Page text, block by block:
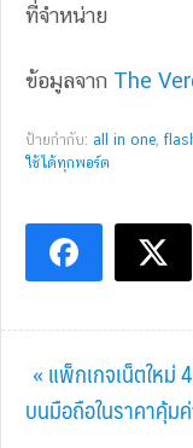
ที่จำหน่าย
ข้อมูลจาก The
ป้ายกำกับ: all in one,
ใช้ได้ทุกพอร์ต
Previous
Post:
« แพ็กเกจเน็ตใหม่
บนมือถือในราคาคุ้ม